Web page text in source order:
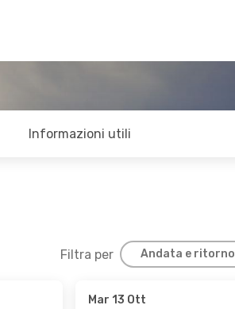
Informazioni utili
Filtra per Andata e ritorno
Mar 13 Ott